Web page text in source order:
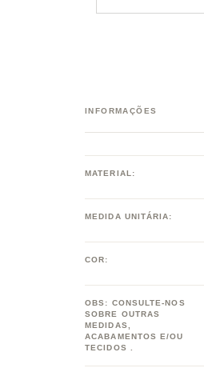
INFORMAÇÕES
MATERIAL:
MEDIDA UNITÁRIA:
COR:
OBS: CONSULTE-NOS
SOBRE OUTRAS
MEDIDAS,
ACABAMENTOS E/OU
TECIDOS .